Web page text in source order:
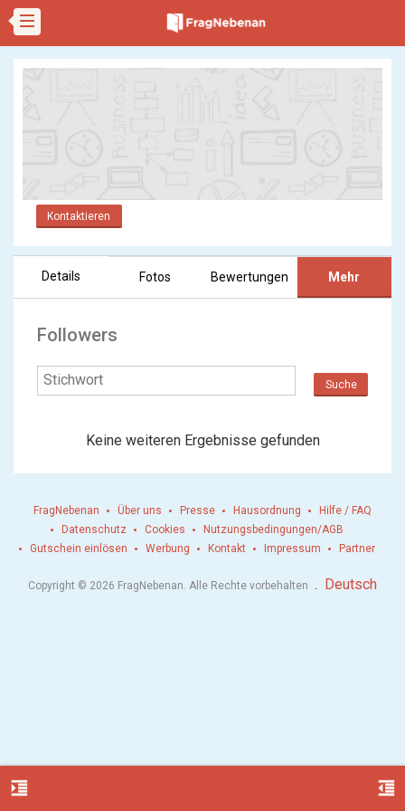
Kontaktieren
Details Fotos Bewertungen Mehr
Followers
Suche
Keine weiteren Ergebnisse gefunden
format_indent_increase format_indent_decrease
FragNebenan Über uns Presse Hausordnung
Hilfe / FAQ
Datenschutz
Cookies
Nutzungsbedingungen/AGB
Gutschein einlösen
Werbung Kontakt Impressum Partner
Copyright © 2026 FragNebenan. Alle Rechte vorbehalten . Deutsch